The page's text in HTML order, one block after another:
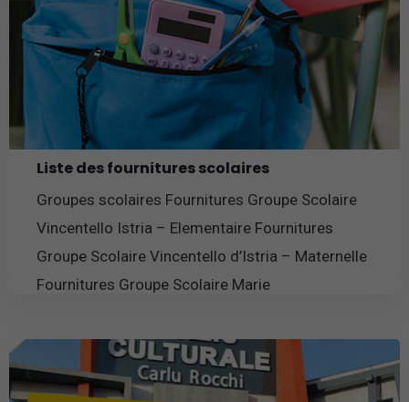
Liste des fournitures scolaires
Groupes scolaires Fournitures Groupe Scolaire
Vincentello Istria – Elementaire Fournitures
Groupe Scolaire Vincentello d’Istria – Maternelle
Fournitures Groupe Scolaire Marie